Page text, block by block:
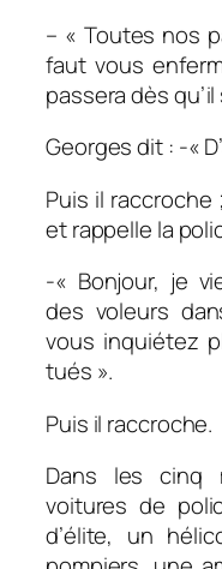
– « Toutes nos
faut vous
passera dès qu’il
Georges dit : -«
Puis il
et rappelle la
-« Bonjour, je
des voleurs
vous inquiétez
tués ».
Puis il raccroche.
Dans les cinq
voitures de
d’élite, un